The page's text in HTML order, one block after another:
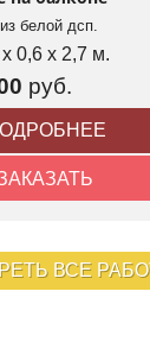
белой дсп.
0,6 x 2,7 м.
руб.
ВСЕ